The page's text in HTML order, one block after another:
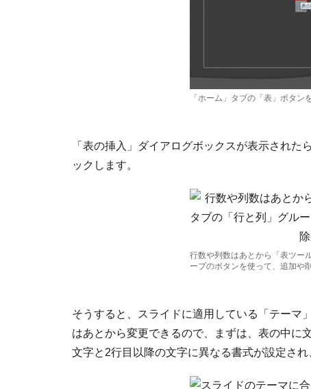
「ホーム」タブの「表」ボタ
「表の挿入」ダイアログボックスが表示され
ックします。
行数や列数はあとから「表ツー
ープのボタンを使って、追加や
そうすると、スライドに適用している「テーマ
はあとから変更できるので、まずは、表の中に
文字と2行目以降の文字に異なる書式が設定さ